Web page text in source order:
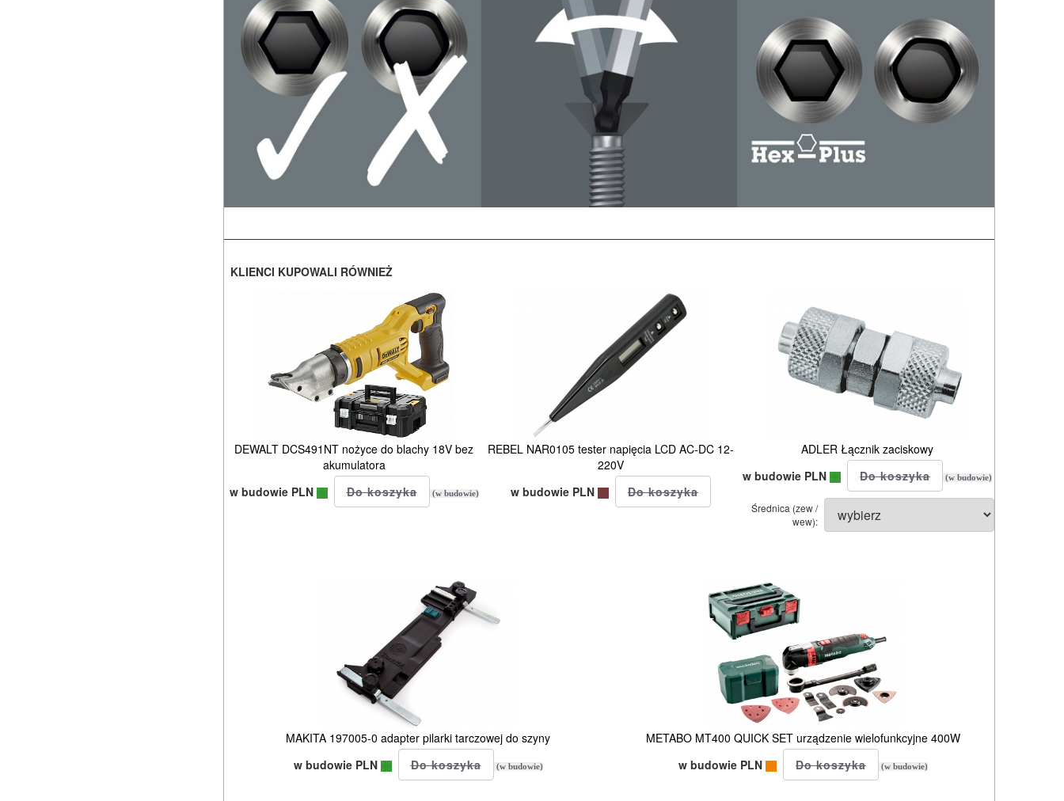
KLIENCI KUPOWALI RÓWNIEŻ
DEWALT DCS491NT nożyce do blachy 18V bez
akumulatora
w budowie PLN
(w budowie)
REBEL NAR0105 tester napięcia LCD AC-DC 12-
220V
w budowie PLN
ADLER Łącznik zaciskowy
w budowie PLN
(w budowie)
Średnica (zew /
wew):
MAKITA 197005-0 adapter pilarki tarczowej do szyny
w budowie PLN
(w budowie)
METABO MT400 QUICK SET urządzenie wielofunkcyjne 400W
w budowie PLN
(w budowie)